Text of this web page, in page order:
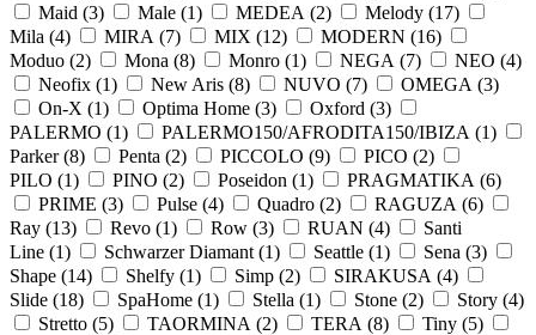
Maid (3) Male (1) MEDEA (2) Melody (17)
Mila (4) MIRA (7) MIX (12) MODERN (16)
Moduo (2) Mona (8) Monro (1) NEGA (7) NEO (4)
Neofix (1) New Aris (8) NUVO (7) OMEGA (3)
On-X (1) Optima Home (3) Oxford (3)
PALERMO (1) PALERMO150/AFRODITA150/IBIZA (1)
Parker (8) Penta (2) PICCOLO (9) PICO (2)
PILO (1) PINO (2) Poseidon (1) PRAGMATIKA (6)
PRIME (3) Pulse (4) Quadro (2) RAGUZA (6)
Ray (13) Revo (1) Row (3) RUAN (4)
Santi
Line (1) Schwarzer Diamant (1) Seattle (1) Sena (3)
Shape (14) Shelfy (1) Simp (2) SIRAKUSA (4)
Slide (18) SpaHome (1) Stella (1) Stone (2) Story (4)
Stretto (5) TAORMINA (2) TERA (8) Tiny (5)